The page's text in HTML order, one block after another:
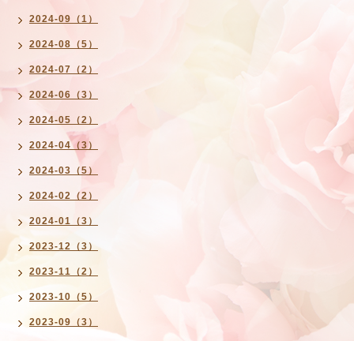
2024-09（1）
2024-08（5）
2024-07（2）
2024-06（3）
2024-05（2）
2024-04（3）
2024-03（5）
2024-02（2）
2024-01（3）
2023-12（3）
2023-11（2）
2023-10（5）
2023-09（3）